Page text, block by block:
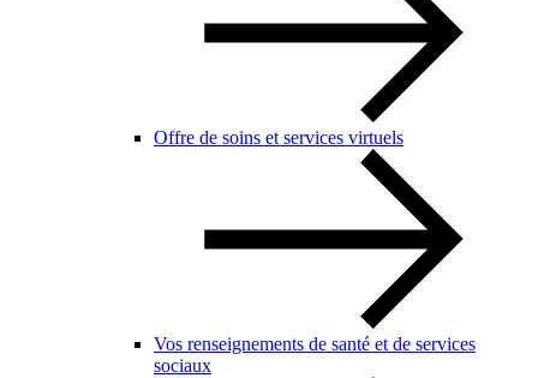
Offre de soins et services virtuels
Vos renseignements de santé et de services
sociaux